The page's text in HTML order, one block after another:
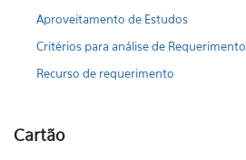
Aproveitamento de Estudos
Critérios para análise de Requerimento
Recurso de requerimento
Cartão